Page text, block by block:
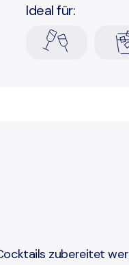
Ideal für:
zubereitet